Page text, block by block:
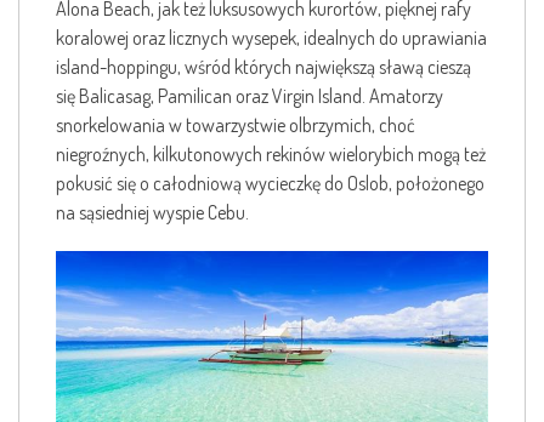
Alona Beach, jak też luksusowych kurortów, pięknej rafy
koralowej oraz licznych wysepek, idealnych do uprawiania
island-hoppingu, wśród których największą sławą cieszą
się Balicasag, Pamilican oraz Virgin Island. Amatorzy
snorkelowania w towarzystwie olbrzymich, choć
niegroźnych, kilkutonowych rekinów wielorybich mogą też
pokusić się o całodniową wycieczkę do Oslob, położonego
na sąsiedniej wyspie Cebu.